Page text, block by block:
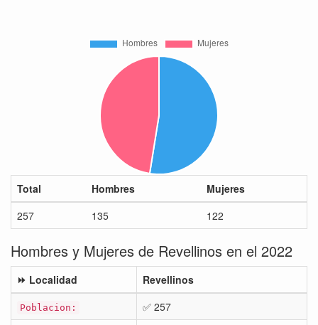
Total Hombres
Mujeres
257
135 122
Hombres y Mujeres de Revellinos en el 2022
⏩ Localidad Revellinos
Poblacion: ✅ 257